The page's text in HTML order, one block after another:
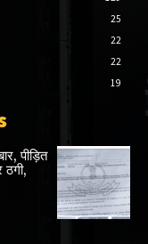
25
22
22
19
पीड़ित